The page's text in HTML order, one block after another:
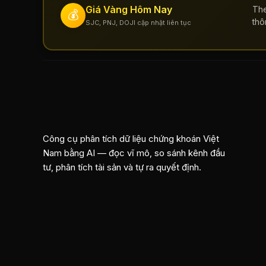
💰 Giá Vàng Hôm Nay
SJC, PNJ, DOJI cập nhật liên tục
Công cụ phân tích dữ liệu chứng khoán Việt
Nam bằng AI — đọc vĩ mô, so sánh kênh đầu
tư, phân tích tài sản và tự ra quyết định.